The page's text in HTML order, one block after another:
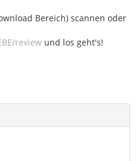
Bereich) scannen oder
review und los geht's!